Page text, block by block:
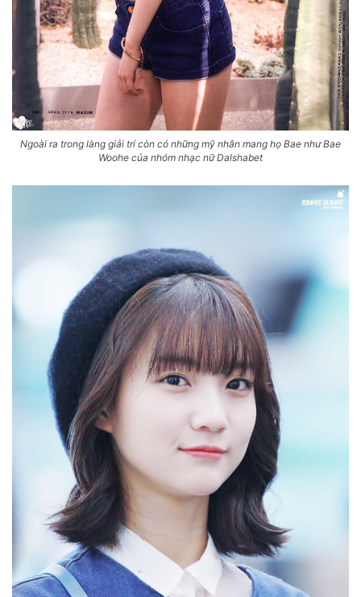
Ngoài ra trong làng giải trí còn có những mỹ nhân mang họ Bae như Bae
Woohe của nhóm nhạc nữ Dalshabet